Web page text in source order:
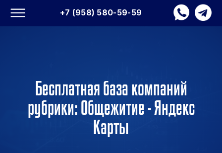
+7 (958) 580-59-59
Бесплатная база компаний
рубрики: Общежитие - Яндекс
Карты